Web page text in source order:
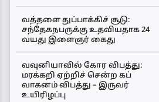
வத்தளை துப்பாக்கிச் சூடு:
சந்தேகநபருக்கு உதவியதாக 24
வயது இளைஞர் கைது
வவுனியாவில் கோர விபத்து:
மரக்கறி ஏற்றிச் சென்ற கப்
வாகனம் விபத்து – இருவர்
உயிரிழப்பு